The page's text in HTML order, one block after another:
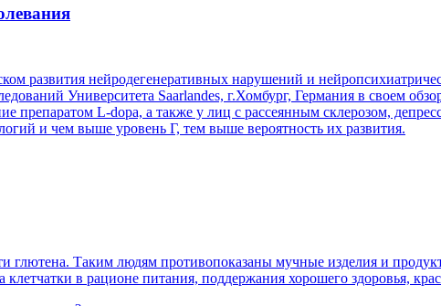
развития нейродегенеративных нарушений и
Университета Saarlandes, г.Хомбург, Германия в своем
препаратом L-dopa, а также у лиц с рассеянным склерозом,
и чем выше уровень Г, тем выше вероятность их развития.
глютена. Таким людям противопоказаны мучные изделия и
в рационе питания, поддержания хорошего здоровья,